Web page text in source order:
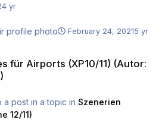
4 yr
profile photo February 24, 20215 yr
für Airports (XP10/11) (Autor:
a post in a topic in Szenerien
12/11)